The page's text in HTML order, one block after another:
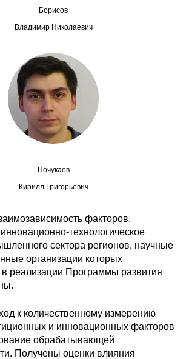
для СМИ
прогнозирования
журналов
для авторов
требования
оформления
труды
Борисов
Владимир Николаевич
Почукаев
Кирилл Григорьевич
факторов,
технологическое
сектора регионов, научные
организации которых
реализации Программы развития
к количественному измерению
и инновационных факторов
обрабатывающей
Получены оценки влияния